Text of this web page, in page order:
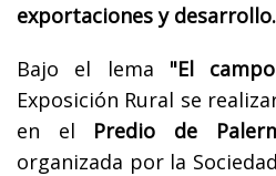
exportaciones y desarrollo.
Bajo el lema "El
Exposición Rural se
en el Predio de
organizada por la